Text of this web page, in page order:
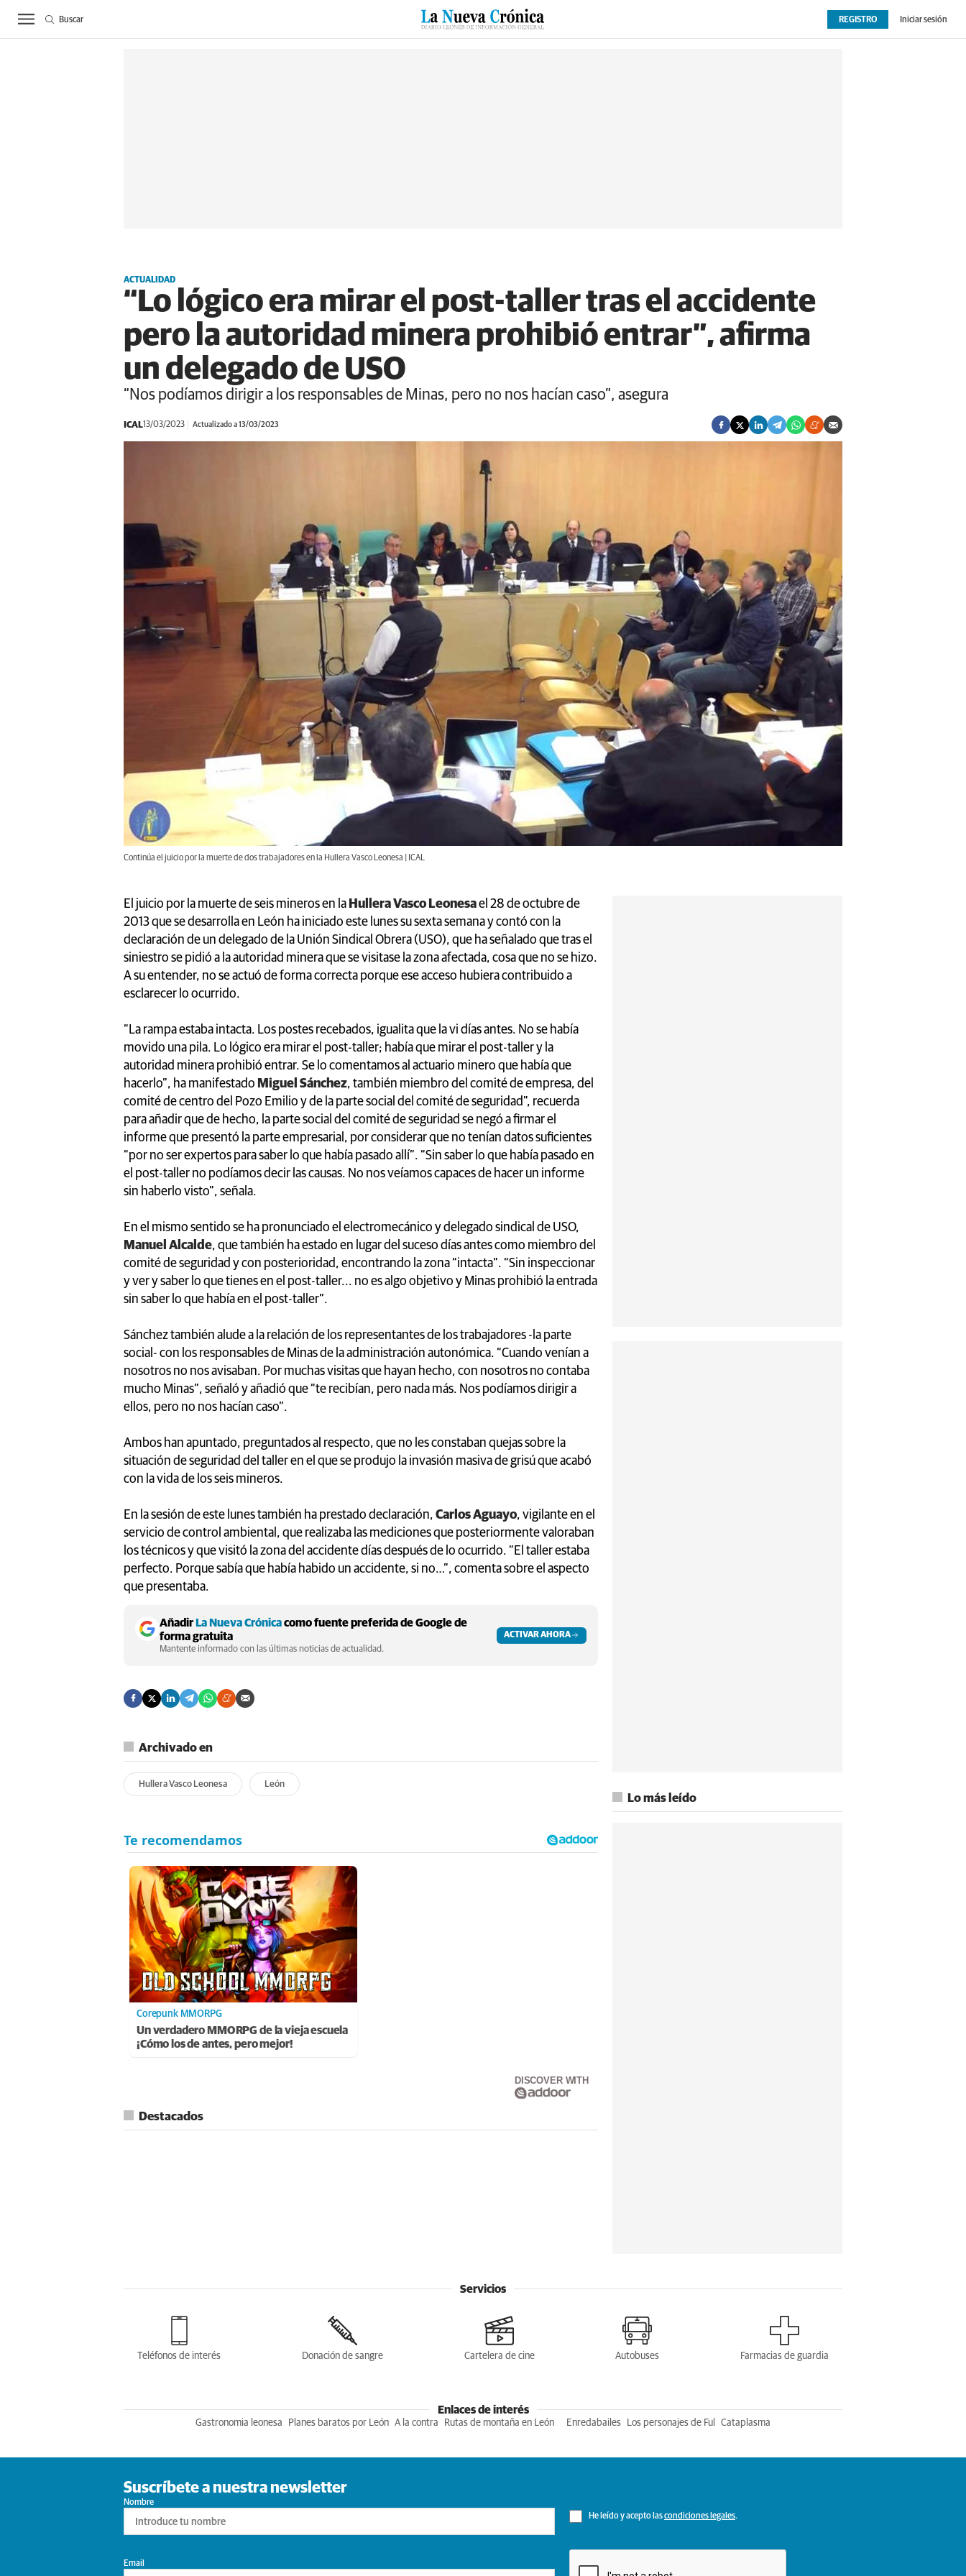
ACTUALIDAD BIERZO SUCESOS CULTURAS ESPECIALES DEPORTES OPINIÓN EXTRAS
REGISTRO Iniciar sesión
Buscar
ACTUALIDAD
“Lo lógico era mirar el post-taller tras el accidente
pero la autoridad minera prohibió entrar”, afirma
un delegado de USO
“Nos podíamos dirigir a los responsables de Minas, pero no nos hacían caso”, asegura
ICAL13/03/2023 Actualizado a 13/03/2023
Continúa el juicio por la muerte de dos trabajadores en la Hullera Vasco Leonesa | ICAL
El juicio por la muerte de seis mineros en la Hullera Vasco Leonesael 28 de octubre de
2013 que se desarrolla en León ha iniciado este lunes su sexta semana y contó con la
declaración de un delegado de la Unión Sindical Obrera (USO), que ha señalado que tras el
siniestro se pidió a la autoridad minera que se visitase la zona afectada, cosa que no se hizo.
A su entender, no se actuó de forma correcta porque ese acceso hubiera contribuido a
esclarecer lo ocurrido.
“La rampa estaba intacta. Los postes recebados, igualita que la vi días antes. No se había
movido una pila. Lo lógico era mirar el post-taller; había que mirar el post-taller y la
autoridad minera prohibió entrar. Se lo comentamos al actuario minero que había que
hacerlo”, ha manifestado Miguel Sánchez, también miembro del comité de empresa, del
comité de centro del Pozo Emilio y de la parte social del comité de seguridad", recuerda
para añadir que de hecho, la parte social del comité de seguridad se negó a firmar el
informe que presentó la parte empresarial, por considerar que no tenían datos suficientes
“por no ser expertos para saber lo que había pasado allí”. “Sin saber lo que había pasado en
el post-taller no podíamos decir las causas. No nos veíamos capaces de hacer un informe
sin haberlo visto”, señala.
En el mismo sentido se ha pronunciado el electromecánico y delegado sindical de USO,
Manuel Alcalde, que también ha estado en lugar del suceso días antes como miembro del
comité de seguridad y con posterioridad, encontrando la zona “intacta”. “Sin inspeccionar
y ver y saber lo que tienes en el post-taller... no es algo objetivo y Minas prohibió la entrada
sin saber lo que había en el post-taller”.
Sánchez también alude a la relación de los representantes de los trabajadores -la parte
social- con los responsables de Minas de la administración autonómica. “Cuando venían a
nosotros no nos avisaban. Por muchas visitas que hayan hecho, con nosotros no contaba
mucho Minas”, señaló y añadió que “te recibían, pero nada más. Nos podíamos dirigir a
ellos, pero no nos hacían caso”.
Ambos han apuntado, preguntados al respecto, que no les constaban quejas sobre la
situación de seguridad del taller en el que se produjo la invasión masiva de grisú que acabó
con la vida de los seis mineros.
En la sesión de este lunes también ha prestado declaración, Carlos Aguayo, vigilante en el
servicio de control ambiental, que realizaba las mediciones que posteriormente valoraban
los técnicos y que visitó la zona del accidente días después de lo ocurrido. “El taller estaba
perfecto. Porque sabía que había habido un accidente, si no…”, comenta sobre el aspecto
que presentaba.
AñadirLa Nueva Crónicacomo fuente preferida de Google de
forma gratuita
Mantente informado con las últimas noticias de actualidad.
ACTIVAR AHORA
Archivado en
Hullera Vasco Leonesa León
Corepunk MMORPG
Un verdadero MMORPG de la vieja escuela
¡Cómo los de antes, pero mejor!
DISCOVER WITH
Destacados
Lo más leído
Servicios
Teléfonos de interés Donación de sangre Cartelera de cine Autobuses Farmacias de guardia
Enlaces de interés
Gastronomia leonesa Planes baratos por León A la contra Rutas de montaña en León Enredabailes Los personajes de Ful Cataplasma
Suscríbete a nuestra newsletter
Nombre
He leído y acepto lascondiciones legales.
Email